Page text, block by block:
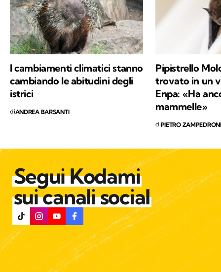
I cambiamenti climatici stanno
cambiando le abitudini degli
istrici
diANDREA BARSANTI
Pipistrello
trovato in un
Enpa: «Ha
mammelle»
diPIETRO ZAMPEDRONI
Segui Kodami
sui canali social